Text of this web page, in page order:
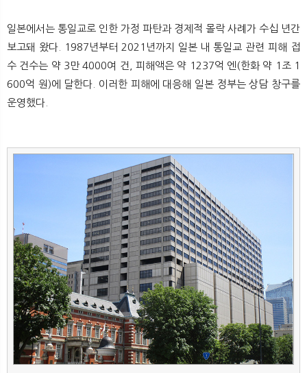
일본에서는 통일교로 인한 가정 파탄과 경제적 몰락 사례가 수십 년간
보고돼 왔다. 1987년부터 2021년까지 일본 내 통일교 관련 피해 접
수 건수는 약 3만 4000여 건, 피해액은 약 1237억 엔(한화 약 1조 1
600억 원)에 달한다. 이러한 피해에 대응해 일본 정부는 상담 창구를
운영했다.